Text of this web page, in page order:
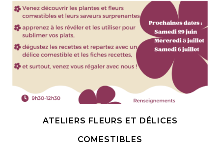
ATELIERS FLEURS ET DÉLICES
COMESTIBLES